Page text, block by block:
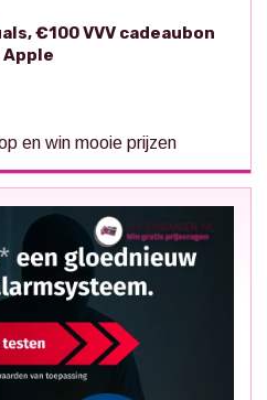
€100 VVV cadeaubon
en win mooie prijzen